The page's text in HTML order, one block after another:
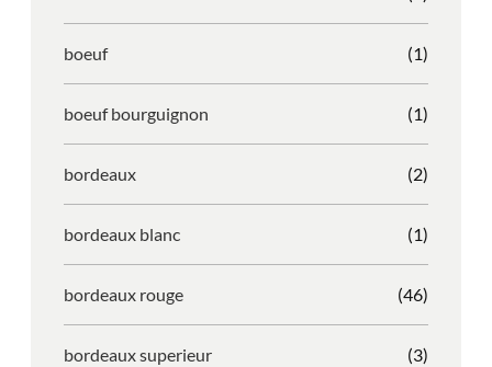
boeuf (1)
boeuf bourguignon (1)
bordeaux (2)
bordeaux blanc (1)
bordeaux rouge (46)
bordeaux superieur (3)